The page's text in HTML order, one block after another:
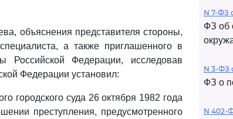
объяснения представителя стороны,
а также приглашенного в
Российской Федерации, исследовав
Федерации установил:
городского суда 26 октября 1982 года
преступления, предусмотренного
N 7-ФЗ
ФЗ об
N 3-ФЗ
ФЗ о
N 402-